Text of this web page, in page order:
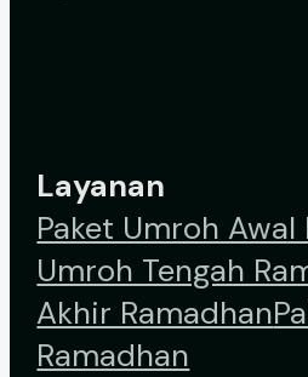
Layanan
Paket Umroh Awal
Umroh Tengah
Akhir Ramadhan
Ramadhan